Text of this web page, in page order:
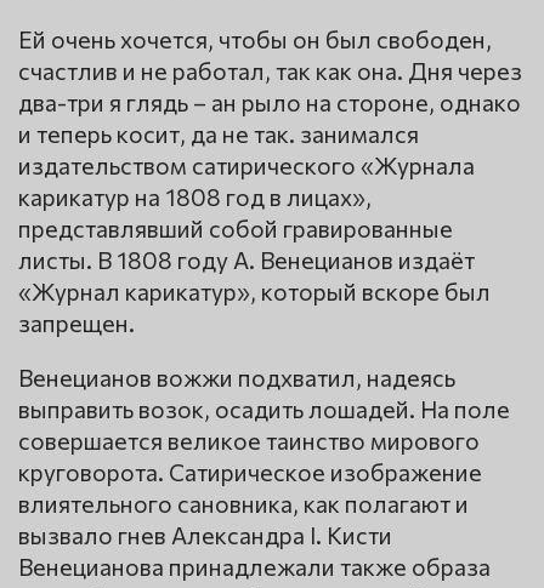
Ей очень хочется, чтобы он был свободен,
счастлив и не работал, так как она. Дня через
два-три я глядь – ан рыло на стороне, однако
и теперь косит, да не так. занимался
издательством сатирического «Журнала
карикатур на 1808 год в лицах»,
представлявший собой гравированные
листы. В 1808 году А. Венецианов издаёт
«Журнал карикатур», который вскоре был
запрещен.
Венецианов вожжи подхватил, надеясь
выправить возок, осадить лошадей. На поле
совершается великое таинство мирового
круговорота. Сатирическое изображение
влиятельного сановника, как полагают и
вызвало гнев Александра I. Кисти
Венецианова принадлежали также образа